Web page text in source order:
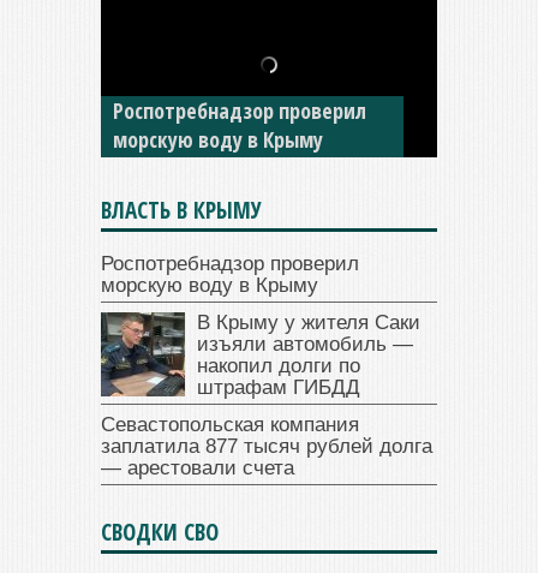
Роспотребнадзор проверил
морскую воду в Крыму
В Крыму у жителя Саки
изъяли автомобиль —
накопил долги по штрафам
ГИБДД
ВЛАСТЬ В КРЫМУ
Роспотребнадзор проверил
морскую воду в Крыму
В Крыму у жителя Саки
изъяли автомобиль —
накопил долги по
штрафам ГИБДД
Севастопольская компания
заплатила 877 тысяч рублей долга
— арестовали счета
СВОДКИ СВО